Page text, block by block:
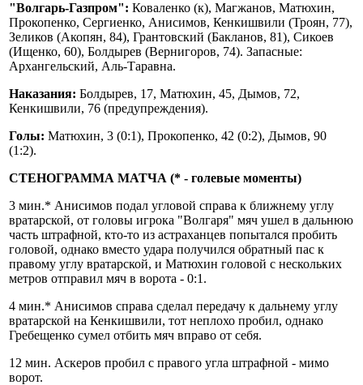
"Волгарь-Газпром": Коваленко (к), Магжанов, Матюхин,
Прокопенко, Сергиенко, Анисимов, Кенкишвили (Троян, 77),
Зеликов (Акопян, 84), Грантовский (Бакланов, 81), Сикоев
(Ищенко, 60), Болдырев (Вернигоров, 74). Запасные:
Архангельский, Аль-Таравна.
Наказания: Болдырев, 17, Матюхин, 45, Дымов, 72,
Кенкишвили, 76 (предупреждения).
Голы: Матюхин, 3 (0:1), Прокопенко, 42 (0:2), Дымов, 90
(1:2).
СТЕНОГРАММА МАТЧА (* - голевые моменты)
3 мин.* Анисимов подал угловой справа к ближнему углу
вратарской, от головы игрока "Волгаря" мяч ушел в дальнюю
часть штрафной, кто-то из астраханцев попытался пробить
головой, однако вместо удара получился обратный пас к
правому углу вратарской, и Матюхин головой с нескольких
метров отправил мяч в ворота - 0:1.
4 мин.* Анисимов справа сделал передачу к дальнему углу
вратарской на Кенкишвили, тот неплохо пробил, однако
Гребещенко сумел отбить мяч вправо от себя.
12 мин. Аскеров пробил с правого угла штрафной - мимо
ворот.